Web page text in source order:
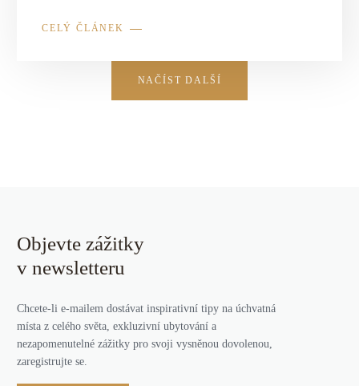
CELÝ ČLÁNEK
NAČÍST DALŠÍ
Objevte zážitky
v newsletteru
Chcete-li e-mailem dostávat inspirativní tipy na úchvatná
místa z celého světa, exkluzivní ubytování a
nezapomenutelné zážitky pro svoji vysněnou dovolenou,
zaregistrujte se.